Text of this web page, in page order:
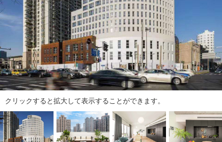
報
に
移
し
ま
す
。
本
文
に
移
動
クリックすると拡大して表示することができます。